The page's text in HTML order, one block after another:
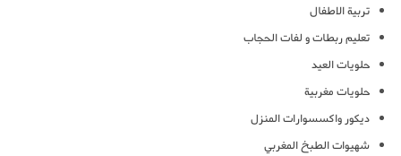
تربية الاطفال
تعليم ربطات و لفات الحجاب
حلويات العيد
حلويات مغربية
ديكور واكسسوارات المنزل
شهيوات الطبخ المغربي